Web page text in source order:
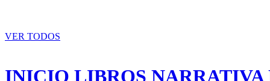
VER TODOS
INICIO LIBROS NARRATIVA